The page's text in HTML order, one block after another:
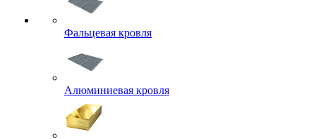
Фальцевая кровля
Алюминиевая кровля